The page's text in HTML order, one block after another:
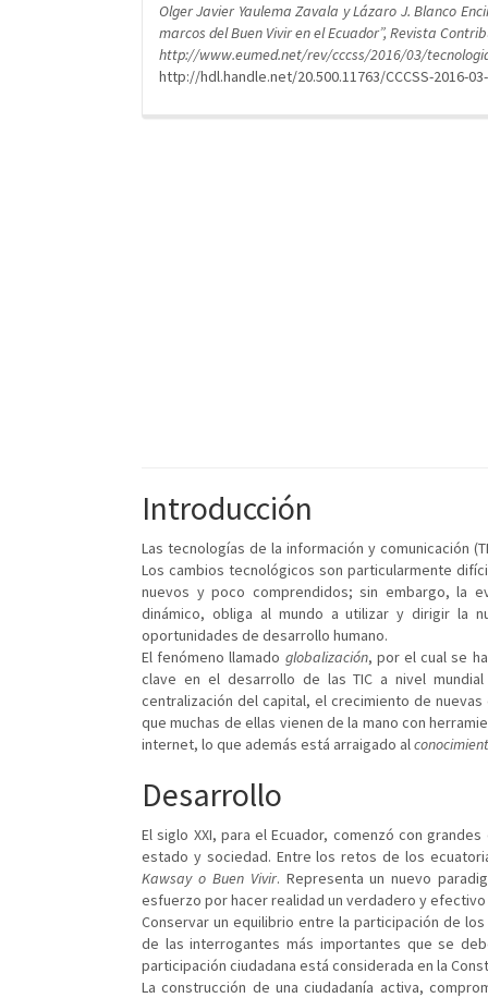
Olger Javier Yaulema Zavala y Lázaro J. Blanco
marcos del Buen Vivir en el Ecuador”, Revista
http://www.eumed.net/rev/cccss/2016/03/
http://hdl.handle.net/20.500.11763/CCCSS-2016-
Introducción
Las tecnologías de la información y comunicación
Los cambios tecnológicos son particularmente
nuevos y poco comprendidos; sin embargo, la
dinámico, obliga al mundo a utilizar y dirigir la
oportunidades de desarrollo humano.
El fenómeno llamado globalización, por el cual se
clave en el desarrollo de las TIC a nivel
centralización del capital, el crecimiento de
que muchas de ellas vienen de la mano con
internet, lo que además está arraigado al
Desarrollo
El siglo XXI, para el Ecuador, comenzó con
estado y sociedad. Entre los retos de los
Kawsay o Buen Vivir. Representa un nuevo
esfuerzo por hacer realidad un verdadero y
Conservar un equilibrio entre la participación de
de las interrogantes más importantes que se
participación ciudadana está considerada en la
La construcción de una ciudadanía activa,